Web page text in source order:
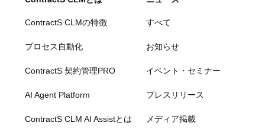
ContractS CLMの特徴
プロセス自動化
ContractS 契約管理PRO
AI Agent Platform
ContractS CLM AI Assistとは
すべて
お知らせ
イベント・セミナー
プレスリリース
メディア掲載